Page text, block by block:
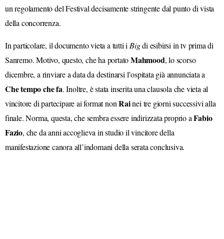
un regolamento del Festival decisamente stringente dal punto di vista
della concorrenza.
In particolare, il documento vieta a tutti i Bigdi esibirsi in tv prima di
Sanremo. Motivo, questo, che ha portatoMahmood, lo scorso
dicembre, a rinviare a data da destinarsi l’ospitata già annunciata a
Che tempo che fa. Inoltre, è stata inserita una clausola che vieta al
vincitore di partecipare ai format nonRainei tre giorni successivi alla
finale.Norma, questa, che sembra essere indirizzata proprio aFabio
Fazio, che da anni accoglieva in studio il vincitore della
manifestazione canora all’indomani della serata conclusiva.